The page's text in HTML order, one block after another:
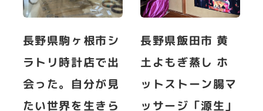
長野県駒ヶ根市シ
ラトリ時計店で出
会った。自分が見
たい世界を生きら
長野県飯田市 黄
土よもぎ蒸し ホ
ットストーン腸マ
ッサージ「源生」